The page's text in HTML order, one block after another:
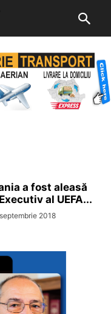
a fost aleasă
al UEFA...
2018